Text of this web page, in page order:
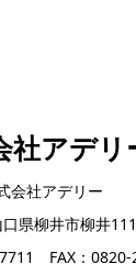
社アデリ
会社アデリー
県柳井市柳井
FAX：0820-